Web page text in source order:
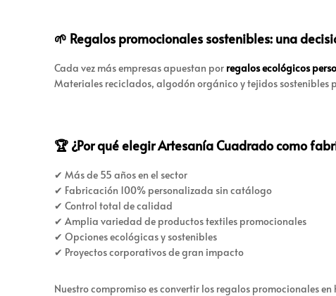
🌱 Regalos promocionales sostenibles: una
Cada vez más empresas apuestan por regalos ecológicos
Materiales reciclados, algodón orgánico y tejidos
🏆 ¿Por qué elegir Artesanía Cuadrado como
✔ Más de 55 años en el sector
✔ Fabricación 100% personalizada sin catálogo
✔ Control total de calidad
✔ Amplia variedad de productos textiles promocionales
✔ Opciones ecológicas y sostenibles
✔ Proyectos corporativos de gran impacto
Nuestro compromiso es convertir los regalos promocionales